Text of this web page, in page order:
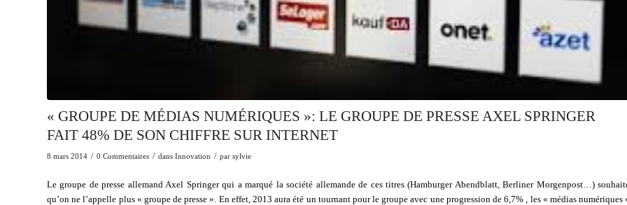
« GROUPE DE MÉDIAS NUMÉRIQUES »: LE GROUPE DE PRESSE AXEL SPRINGER
FAIT 48% DE SON CHIFFRE SUR INTERNET
8 mars 2014 / 0 Commentaires / dans Innovation / par sylvie
Le groupe de presse allemand Axel Springer qui a marqué la société allemande de ces titres (Hamburger Abendblatt, Berliner Morgenpost…)
qu’on ne l’appelle plus « groupe de presse ». En effet, 2013 aura été un tournant pour le groupe avec une progression de 6,7% , les « médias numériques